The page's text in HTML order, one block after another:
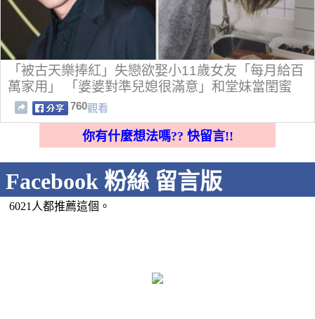
「被古天樂捧紅」失戀欲娶小11歲女友「每月給百
萬家用」 「婆婆對準兒媳很滿意」和堂妹當閨蜜
760觀看
你有什麼想法嗎?? 快留言!!
Facebook 粉絲 留言版
6021人都推薦這個。